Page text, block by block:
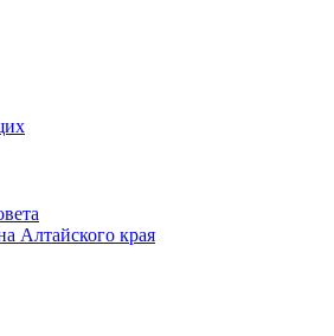
Алтайского края